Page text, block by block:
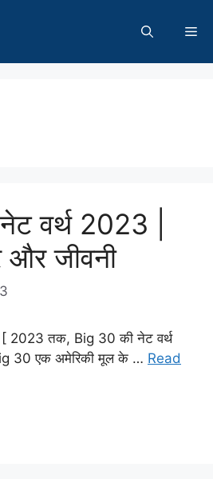
वर्थ 2023 |
जीवनी
2023 तक, Big 30 की नेट वर्थ
30 एक अमेरिकी मूल के … Read